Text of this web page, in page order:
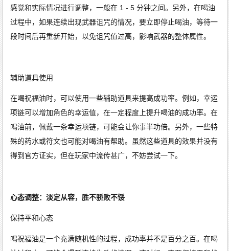
感觉和实际情况进行调整，一般在 1 - 5 分钟之间。另外，在喝油
过程中，如果连续出现武器诅咒的情况，要立即停止喝油，等待一
段时间后再重新开始，以免诅咒值过高，影响武器的整体属性。
辅助道具使用
在喝祝福油时，可以使用一些辅助道具来提高成功率。例如，幸运
项链可以增加角色的幸运值，在一定程度上提升喝油的成功率。在
喝油前，佩戴一条幸运项链，可能会让你事半功倍。另外，一些特
殊的药水或符文也可能对喝油有帮助。虽然这些道具的效果并没有
得到官方证实，但在玩家中流传甚广，不妨尝试一下。
心态调整：淡定从容，胜不骄败不馁
保持平和心态
喝祝福油是一个充满随机性的过程，成功率并不是百分之百。在喝